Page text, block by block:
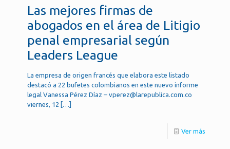
Las mejores firmas de
abogados en el área de Litigio
penal empresarial según
Leaders League
La empresa de origen francés que elabora este listado
destacó a 22 bufetes colombianos en este nuevo informe
legal Vanessa Pérez Díaz – vperez@larepublica.com.co
viernes, 12 […]
Ver más